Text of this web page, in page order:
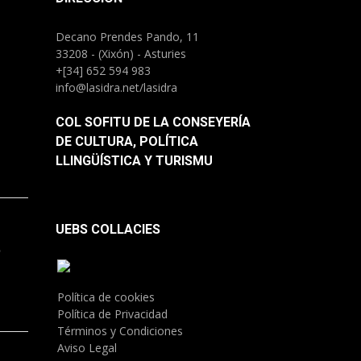
Decano Prendes Pando, 11
33208 - (Xixón) - Asturies
+[34] 652 594 983
info@lasidra.net/lasidra
COL SOFITU DE LA CONSEYERÍA
DE CULTURA, POLÍTICA
LLINGÜÍSTICA Y TURISMU
UEBS COLLACIES
Política de cookies
Política de Privacidad
Términos y Condiciones
Aviso Legal